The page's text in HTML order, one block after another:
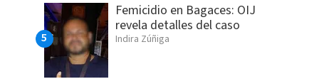
Femicidio en Bagaces: OIJ
revela detalles del caso
Indira Zúñiga